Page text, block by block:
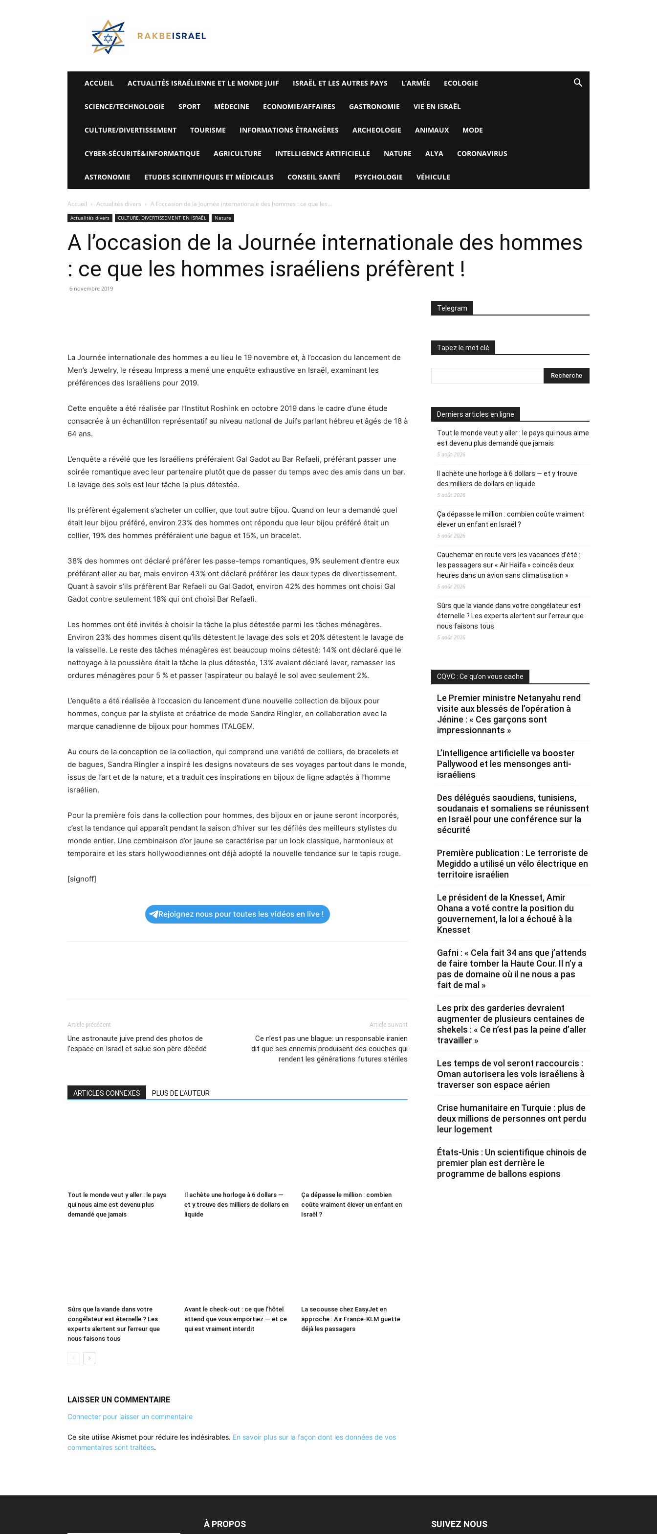
Rak
Be
Israel-
Alyaexpress-
News
ACCUEIL ACTUALITÉS ISRAÉLIENNE ET LE MONDE JUIF ISRAËL ET LES AUTRES PAYS L’ARMÉE ECOLOGIE
SCIENCE/TECHNOLOGIE SPORT MÉDECINE ECONOMIE/AFFAIRES GASTRONOMIE VIE EN ISRAËL
CULTURE/DIVERTISSEMENT TOURISME INFORMATIONS ÉTRANGÈRES ARCHEOLOGIE ANIMAUX MODE
CYBER-SÉCURITÉ&INFORMATIQUE AGRICULTURE INTELLIGENCE ARTIFICIELLE NATURE ALYA CORONAVIRUS
ASTRONOMIE ETUDES SCIENTIFIQUES ET MÉDICALES CONSEIL SANTÉ PSYCHOLOGIE VÉHICULE
Accueil Actualités divers A l’occasion de la Journée internationale des hommes : ce que les...
Actualités divers CULTURE, DIVERTISSEMENT EN ISRAËL Nature
A l’occasion de la Journée internationale des hommes
: ce que les hommes israéliens préfèrent !
6 novembre 2019
La Journée internationale des hommes a eu lieu le 19 novembre et, à l’occasion du lancement de
Men’s Jewelry, le réseau Impress a mené une enquête exhaustive en Israël, examinant les
préférences des Israéliens pour 2019.
Cette enquête a été réalisée par l’Institut Roshink en octobre 2019 dans le cadre d’une étude
consacrée à un échantillon représentatif au niveau national de Juifs parlant hébreu et âgés de 18 à
64 ans.
L’enquête a révélé que les Israéliens préféraient Gal Gadot au Bar Refaeli, préférant passer une
soirée romantique avec leur partenaire plutôt que de passer du temps avec des amis dans un bar.
Le lavage des sols est leur tâche la plus détestée.
Ils préfèrent également s’acheter un collier, que tout autre bijou. Quand on leur a demandé quel
était leur bijou préféré, environ 23% des hommes ont répondu que leur bijou préféré était un
collier, 19% des hommes préféraient une bague et 15%, un bracelet.
38% des hommes ont déclaré préférer les passe-temps romantiques, 9% seulement d’entre eux
préférant aller au bar, mais environ 43% ont déclaré préférer les deux types de divertissement.
Quant à savoir s’ils préfèrent Bar Refaeli ou Gal Gadot, environ 42% des hommes ont choisi Gal
Gadot contre seulement 18% qui ont choisi Bar Refaeli.
Les hommes ont été invités à choisir la tâche la plus détestée parmi les tâches ménagères.
Environ 23% des hommes disent qu’ils détestent le lavage des sols et 20% détestent le lavage de
la vaisselle. Le reste des tâches ménagères est beaucoup moins détesté: 14% ont déclaré que le
nettoyage à la poussière était la tâche la plus détestée, 13% avaient déclaré laver, ramasser les
ordures ménagères pour 5 % et passer l’aspirateur ou balayé le sol avec seulement 2%.
L’enquête a été réalisée à l’occasion du lancement d’une nouvelle collection de bijoux pour
hommes, conçue par la styliste et créatrice de mode Sandra Ringler, en collaboration avec la
marque canadienne de bijoux pour hommes ITALGEM.
Au cours de la conception de la collection, qui comprend une variété de colliers, de bracelets et
de bagues, Sandra Ringler a inspiré les designs novateurs de ses voyages partout dans le monde,
issus de l’art et de la nature, et a traduit ces inspirations en bijoux de ligne adaptés à l’homme
israélien.
Pour la première fois dans la collection pour hommes, des bijoux en or jaune seront incorporés,
c’est la tendance qui apparaît pendant la saison d’hiver sur les défilés des meilleurs stylistes du
monde entier. Une combinaison d’or jaune se caractérise par un look classique, harmonieux et
temporaire et les stars hollywoodiennes ont déjà adopté la nouvelle tendance sur le tapis rouge.
[signoff]
Rejoignez nous pour toutes les vidéos en live !
Article précédent
Une astronaute juive prend des photos de
l’espace en Israël et salue son père décédé
Article suivant
Ce n’est pas une blague: un responsable iranien
dit que ses ennemis produisent des couches qui
rendent les générations futures stériles
ARTICLES CONNEXES PLUS DE L'AUTEUR
Tout le monde veut y aller : le pays
qui nous aime est devenu plus
demandé que jamais
Il achète une horloge à 6 dollars —
et y trouve des milliers de dollars en
liquide
Ça dépasse le million : combien
coûte vraiment élever un enfant en
Israël ?
Sûrs que la viande dans votre
congélateur est éternelle ? Les
experts alertent sur l’erreur que
nous faisons tous
Avant le check-out : ce que l’hôtel
attend que vous emportiez — et ce
qui est vraiment interdit
La secousse chez EasyJet en
approche : Air France-KLM guette
déjà les passagers
LAISSER UN COMMENTAIRE
Connecter pour laisser un commentaire
Ce site utilise Akismet pour réduire les indésirables. En savoir plus sur la façon dont les données de vos
commentaires sont traitées.
Telegram
Tapez le mot clé
Derniers articles en ligne
Tout le monde veut y aller : le pays qui nous aime
est devenu plus demandé que jamais
5 août 2026
Il achète une horloge à 6 dollars — et y trouve
des milliers de dollars en liquide
5 août 2026
Ça dépasse le million : combien coûte vraiment
élever un enfant en Israël ?
5 août 2026
Cauchemar en route vers les vacances d’été :
les passagers sur « Air Haifa » coincés deux
heures dans un avion sans climatisation »
5 août 2026
Sûrs que la viande dans votre congélateur est
éternelle ? Les experts alertent sur l’erreur que
nous faisons tous
5 août 2026
CQVC : Ce qu’on vous cache
Le Premier ministre Netanyahu rend
visite aux blessés de l’opération à
Jénine : « Ces garçons sont
impressionnants »
L’intelligence artificielle va booster
Pallywood et les mensonges anti-
israéliens
Des délégués saoudiens, tunisiens,
soudanais et somaliens se réunissent
en Israël pour une conférence sur la
sécurité
Première publication : Le terroriste de
Megiddo a utilisé un vélo électrique en
territoire israélien
Le président de la Knesset, Amir
Ohana a voté contre la position du
gouvernement, la loi a échoué à la
Knesset
Gafni : « Cela fait 34 ans que j’attends
de faire tomber la Haute Cour. Il n’y a
pas de domaine où il ne nous a pas
fait de mal »
Les prix des garderies devraient
augmenter de plusieurs centaines de
shekels : « Ce n’est pas la peine d’aller
travailler »
Les temps de vol seront raccourcis :
Oman autorisera les vols israéliens à
traverser son espace aérien
Crise humanitaire en Turquie : plus de
deux millions de personnes ont perdu
leur logement
États-Unis : Un scientifique chinois de
premier plan est derrière le
programme de ballons espions
À PROPOS SUIVEZ NOUS